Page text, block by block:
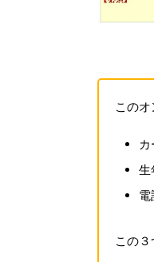
このオ
生
電
この